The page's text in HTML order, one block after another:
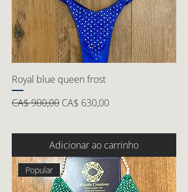
Royal blue queen frost
Preço normal
CA$ 900,00 Preço promocional
CA$ 630,00
Adicionar ao carrinho
Popular